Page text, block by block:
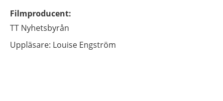
Filmproducent:
TT Nyhetsbyrån
Uppläsare: Louise Engström